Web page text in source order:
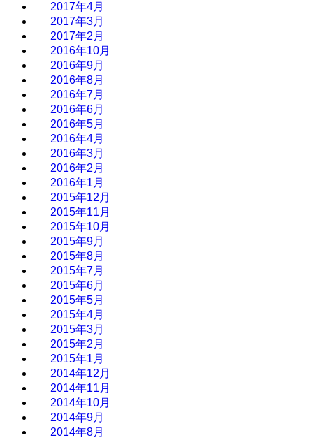
2017年4月
2017年3月
2017年2月
2016年10月
2016年9月
2016年8月
2016年7月
2016年6月
2016年5月
2016年4月
2016年3月
2016年2月
2016年1月
2015年12月
2015年11月
2015年10月
2015年9月
2015年8月
2015年7月
2015年6月
2015年5月
2015年4月
2015年3月
2015年2月
2015年1月
2014年12月
2014年11月
2014年10月
2014年9月
2014年8月